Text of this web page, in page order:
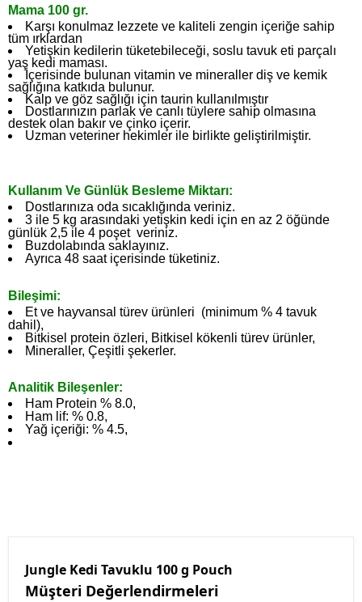
Mama 100 gr.
Karşı konulmaz lezzete ve kaliteli zengin içeriğe sahip
tüm ırklardan
Yetişkin kedilerin tüketebileceği, soslu tavuk eti parçalı
yaş kedi maması.
İçerisinde bulunan vitamin ve mineraller diş ve kemik
sağlığına katkıda bulunur.
Kalp ve göz sağlığı için taurin kullanılmıştır
Dostlarınızın parlak ve canlı tüylere sahip olmasına
destek olan bakır ve çinko içerir.
Uzman veteriner hekimler ile birlikte geliştirilmiştir.
Kullanım Ve Günlük Besleme Miktarı:
Dostlarınıza oda sıcaklığında veriniz.
3 ile 5 kg arasındaki yetişkin kedi için en az 2 öğünde
günlük 2,5 ile 4 poşet veriniz.
Buzdolabında saklayınız.
Ayrıca 48 saat içerisinde tüketiniz.
Bileşimi:
Et ve hayvansal türev ürünleri (minimum % 4 tavuk
dahil),
Bitkisel protein özleri, Bitkisel kökenli türev ürünler,
Mineraller, Çeşitli şekerler.
Analitik Bileşenler:
Ham Protein % 8.0,
Ham lif: % 0.8,
Yağ içeriği: % 4.5,
Jungle Kedi Tavuklu 100 g Pouch
Müşteri Değerlendirmeleri